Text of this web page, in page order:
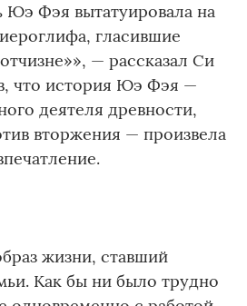
Юэ Фэя вытатуировала на
гласившие
— рассказал Си
что история Юэ Фэя —
деятеля древности,
вторжения — произвела
жизни, ставший
Как бы ни было трудно